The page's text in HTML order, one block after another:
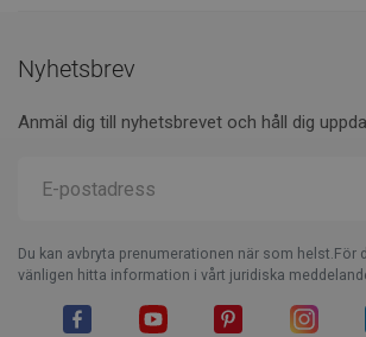
Nyhetsbrev
Anmäl dig till nyhetsbrevet och håll dig
Du kan avbryta prenumerationen när som helst.För
vänligen hitta information i vårt juridiska